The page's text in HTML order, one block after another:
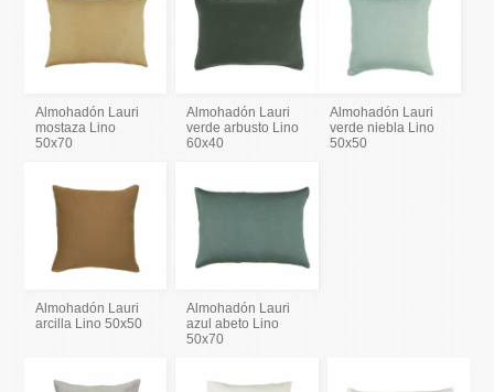
Almohadón Lauri
mostaza Lino
50x70
Almohadón Lauri
verde arbusto Lino
60x40
Almohadón Lauri
verde niebla Lino
50x50
Almohadón Lauri
arcilla Lino 50x50
Almohadón Lauri
azul abeto Lino
50x70